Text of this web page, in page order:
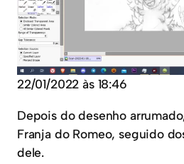
22/01/2022 às 18:46
Depois do desenho
Franja do Romeo, seguido
dele.